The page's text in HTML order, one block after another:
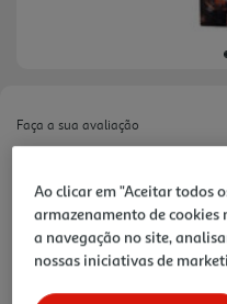
Faça a sua avaliação
Ref. / EAN:3665257387433
LÂMPADA LED EDISON
Ao clicar em "Aceitar todos
armazenamento de
a navegação no site,
nossas iniciativas de